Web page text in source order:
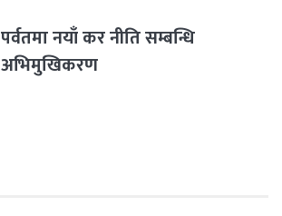
पर्वतमा नयाँ कर नीति सम्बन्धि
अभिमुखिकरण